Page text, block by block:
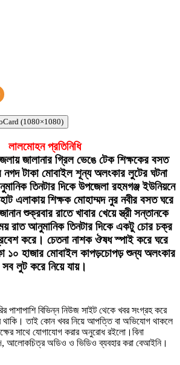
(1080×1080)
লালমোহন প্রতিনিধি
জালানার গ্রিল ভেঙে টেক শিক্ষকের বসত
টাকা মোবাইল শূন্য অলংকার লুটের ঘটনা
তিনটার দিকে উপজেলা রহমগঞ্জ ইউনিয়নে
এলাকায় শিক্ষক মোহাম্মদ নুর নবীর বসত ঘরে
শুক্রবার রাতে খাবার খেয়ে স্ত্রী সন্তানকে
রাত আনুমানিক তিনটার দিকে একটু চোর চক্র
করে। চেতনা নাশক ঔষধ স্পাই করে ঘরে
১০ হাজার মোবাইল কাপড়চোপড় শুন্য অলংকার
সব লুট করে নিয়ে যায়।
পাশাপাশি বিভিন্ন নিউজ সাইট থেকে খবর সংগ্রহ করে
থাকি। তাই কোন খবর নিয়ে আপত্তি বা অভিযোগ থাকলে
সাথে যোগাযোগ করার অনুরোধ রইলো।বিনা
আলোকচিত্র অডিও ও ভিডিও ব্যবহার করা বেআইনি।